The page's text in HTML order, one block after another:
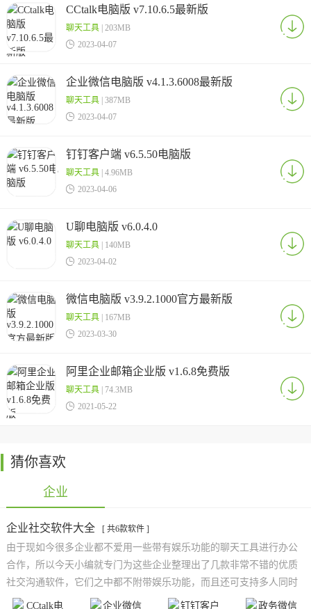
CCtalk电脑版 v7.10.6.5最新版
聊天工具| 203MB
 2023-04-07
企业微信电脑版 v4.1.3.6008最新版
聊天工具| 387MB
 2023-04-07
钉钉客户端 v6.5.50电脑版
聊天工具| 4.96MB
 2023-04-06
U聊电脑版 v6.0.4.0
聊天工具| 140MB
 2023-04-02
微信电脑版 v3.9.2.1000官方最新版
聊天工具| 167MB
 2023-03-30
阿里企业邮箱企业版 v1.6.8免费版
聊天工具| 74.3MB
 2021-05-22
猜你喜欢
企业
企业社交软件大全 [ 共6款软件 ]
由于现如今很多企业都不爱用一些带有娱乐功能的聊天工具进行办公
合作，所以今天小编就专门为这些企业整理出了几款非常不错的优质
社交沟通软件，它们之中都不附带娱乐功能，而且还可支持多人同时
进行开会研讨以及一起修改工作文档，十分的方便实用，所以需要这